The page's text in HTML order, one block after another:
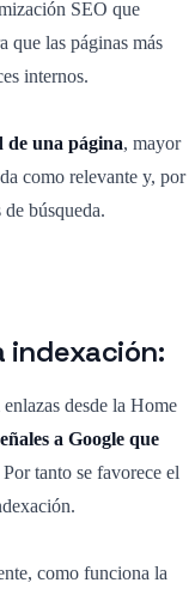
SEO que
las páginas más
internos.
de una página, mayor
como relevante y, por
búsqueda.
indexación:
desde la Home
a Google que
Por tanto se favorece el
como funciona la